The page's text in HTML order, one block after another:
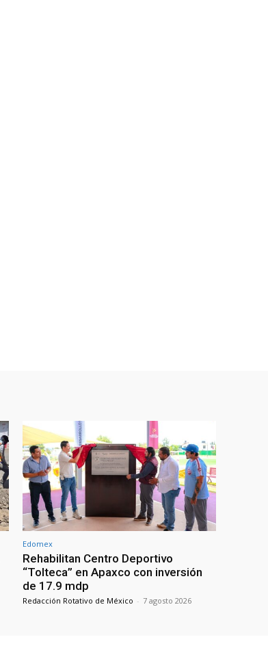
Edomex
Rehabilitan Centro Deportivo
“Tolteca” en Apaxco con inversión
de 17.9 mdp
Redacción Rotativo de México - 7 agosto 2026